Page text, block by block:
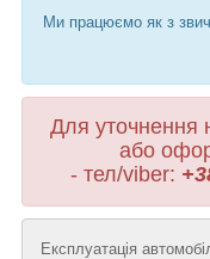
Ми працюємо як з
Для уточнення
або
- тел/viber:
Експлуатація